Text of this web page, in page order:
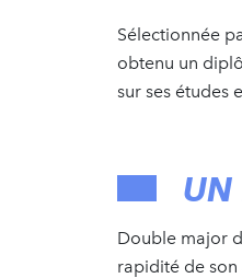
Sélectionnée
obtenu un
sur ses études
UN
Double major
rapidité de son